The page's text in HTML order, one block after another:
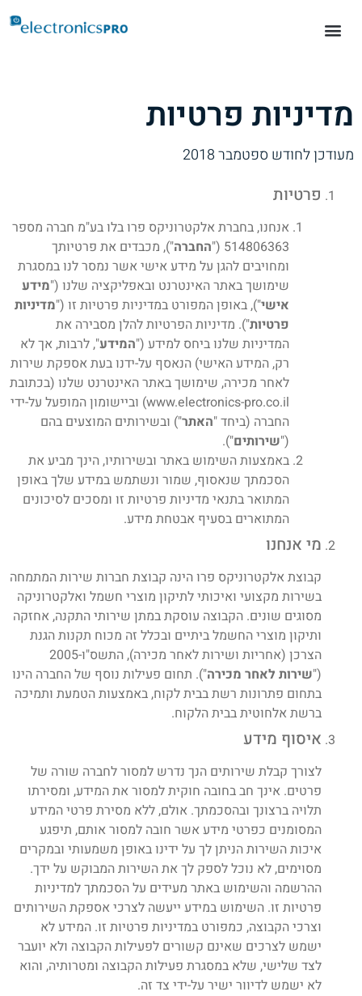
מדיניות פרטיות
מעודכן לחודש ספטמבר 2018
פרטיות
אנחנו, בחברת אלקטרוניקס פרו בלו בע"מ חברה מספר
514806363 ("
החברה"), מכבדים את פרטיותך
ומחויבים להגן על מידע אישי אשר נמסר לנו במסגרת
שימושך באתר האינטרנט ובאפליקציה שלנו ("מידע
אישי"), באופן המפורט במדיניות פרטיות זו ("מדיניות
פרטיות"). מדיניות הפרטיות להלן מסבירה את
המדיניות שלנו ביחס למידע ("המידע", לרבות, אך לא
רק, המידע האישי) הנאסף על-ידנו בעת אספקת שירות
לאחר מכירה, שימושך באתר האינטרנט שלנו (בכתובת
www.electronics-pro.co.il) וביישומון המופעל על-ידי
החברה (ביחד "האתר") ובשירותים המוצעים בהם
("שירותים").
באמצעות השימוש באתר ובשירותיו, הינך מביע את
הסכמתך שנאסוף, שמור ונשתמש במידע שלך באופן
המתואר בתנאי מדיניות פרטיות זו ומסכים לסיכונים
המתוארים בסעיף אבטחת מידע.
מי אנחנו
קבוצת אלקטרוניקס פרו הינה קבוצת חברות שירות המתמחה
בשירות מקצועי ואיכותי לתיקון מוצרי חשמל ואלקטרוניקה
מסוגים שונים. הקבוצה עוסקת במתן שירותי התקנה, אחזקה
ותיקון מוצרי החשמל ביתיים ובכלל זה מכוח תקנות הגנת
הצרכן (אחריות ושירות לאחר מכירה), התשס"ו-2005
("שירות לאחר מכירה"). תחום פעילות נוסף של החברה הינו
בתחום פתרונות רשת בבית לקוח, באמצעות הטמעת ותמיכה
ברשת אלחוטית בבית הלקוח.
איסוף מידע
לצורך קבלת שירותים הנך נדרש למסור לחברה שורה של
פרטים. אינך חב בחובה חוקית למסור את המידע, ומסירתו
תלויה ברצונך ובהסכמתך. אולם, ללא מסירת פרטי המידע
המסומנים כפרטי מידע אשר חובה למסור אותם, תיפגע
איכות השירות הניתן לך על ידינו באופן משמעותי ובמקרים
מסוימים, לא נוכל לספק לך את השירות המבוקש על ידך.
ההרשמה והשימוש באתר מעידים על הסכמתך למדיניות
פרטיות זו. השימוש במידע ייעשה לצרכי אספקת השירותים
וצרכי הקבוצה, כמפורט במדיניות פרטיות זו. המידע לא
ישמש לצרכים שאינם קשורים לפעילות הקבוצה ולא יועבר
לצד שלישי, שלא במסגרת פעילות הקבוצה ומטרותיה, והוא
לא ישמש לדיוור ישיר על-ידי צד זה.